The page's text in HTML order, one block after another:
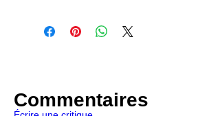
imprimantes 3D résine ELEGOO
d'imprimante pour prolonger la
durée de vie de votre imprimante.
Commentaires